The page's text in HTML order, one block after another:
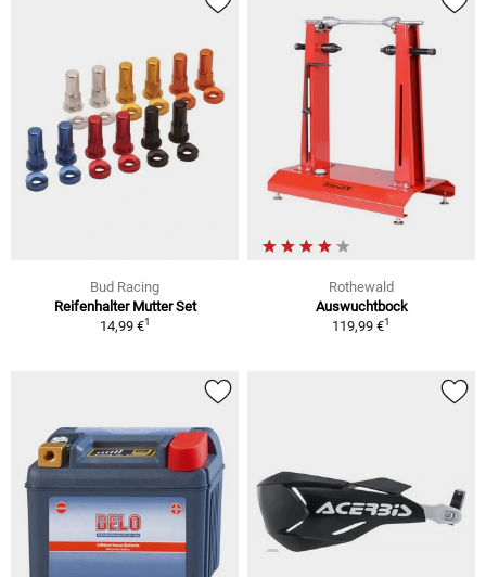
Bud Racing
Reifenhalter Mutter Set
14,99 €1
Rothewald
Auswuchtbock
119,99 €1